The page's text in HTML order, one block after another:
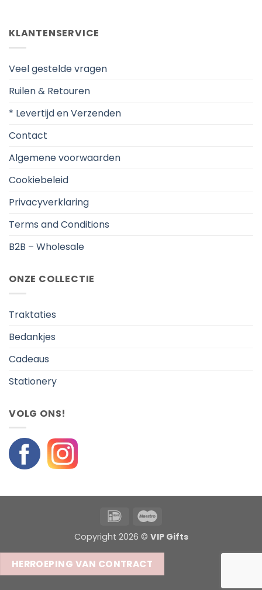
KLANTENSERVICE
Veel gestelde vragen
Ruilen & Retouren
* Levertijd en Verzenden
Contact
Algemene voorwaarden
Cookiebeleid
Privacyverklaring
Terms and Conditions
B2B – Wholesale
ONZE COLLECTIE
Traktaties
Bedankjes
Cadeaus
Stationery
VOLG ONS!
IDeal
Copyright 2026 © VIP Gifts
HERROEPING VAN CONTRACT